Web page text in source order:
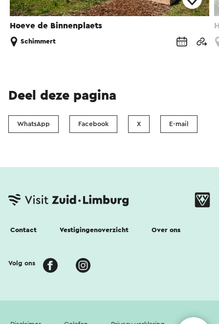
Hoeve de Binnenplaets
Schimmert
Deel deze pagina
WhatsApp Facebook X E-mail
Contact Vestigingenoverzicht Over ons
Volg ons